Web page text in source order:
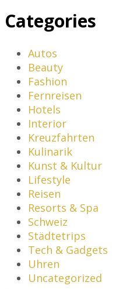
Categories
Autos
Beauty
Fashion
Fernreisen
Hotels
Interior
Kreuzfahrten
Kulinarik
Kunst & Kultur
Lifestyle
Reisen
Resorts & Spa
Schweiz
Städtetrips
Tech & Gadgets
Uhren
Uncategorized